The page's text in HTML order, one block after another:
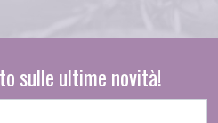
sulle ultime novità!